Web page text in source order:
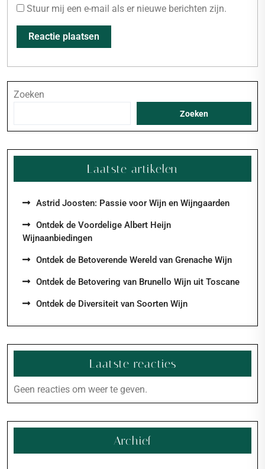
Stuur mij een e-mail als er nieuwe berichten zijn.
Zoeken
Zoeken
Laatste artikelen
Astrid Joosten: Passie voor Wijn en Wijngaarden
Ontdek de Voordelige Albert Heijn
Wijnaanbiedingen
Ontdek de Betoverende Wereld van Grenache Wijn
Ontdek de Betovering van Brunello Wijn uit Toscane
Ontdek de Diversiteit van Soorten Wijn
Laatste reacties
Geen reacties om weer te geven.
Archief